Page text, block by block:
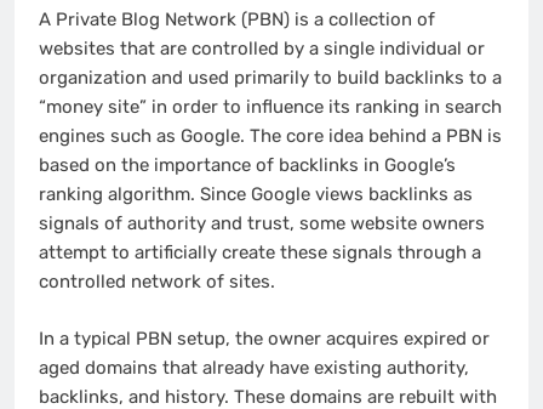
A Private Blog Network (PBN) is a collection of
websites that are controlled by a single individual or
organization and used primarily to build backlinks to a
“money site” in order to influence its ranking in search
engines such as Google. The core idea behind a PBN is
based on the importance of backlinks in Google’s
ranking algorithm. Since Google views backlinks as
signals of authority and trust, some website owners
attempt to artificially create these signals through a
controlled network of sites.
In a typical PBN setup, the owner acquires expired or
aged domains that already have existing authority,
backlinks, and history. These domains are rebuilt with